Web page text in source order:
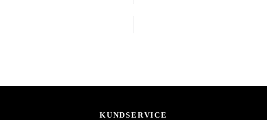
KUNDSERVICE